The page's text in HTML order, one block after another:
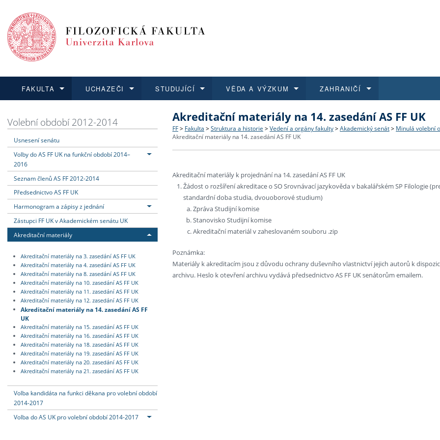
FAKULTA
Dozvědět se více
Struktura a historie
Absolventi fakulty
Fakultní školy FF UK
Pro
UCHAZEČI
Podat přihlášku
Co studovat a jak se přihlásit
STUDUJÍCÍ
Dozvědět se více
Bakalářské a magisterské studium
VĚDA A VÝZKUM
Dozvědět se více
O vědě a výzkumu na FF UK
ZAHRANIČÍ
Dozvědět se více
Aktuální nabídky a výběrová řízení
Vyjíždějící zaměstnanci
Volební období 2012-2014
Usnesení senátu
Volby do AS FF UK na funkční období 2014–
2016
Seznam členů AS FF 2012-2014
Předsednictvo AS FF UK
Harmonogram a zápisy z jednání
Zástupci FF UK v Akademickém senátu UK
Akreditační materiály
Akreditační materiály na 3. zasedání AS FF UK
Akreditační materiály na 4. zasedání AS FF UK
Akreditační materiály na 8. zasedání AS FF UK
Akreditační materiály na 10. zasedání AS FF UK
Akreditační materiály na 11. zasedání AS FF UK
Akreditační materiály na 12. zasedání AS FF UK
Akreditační materiály na 14. zasedání AS FF
UK
Akreditační materiály na 15. zasedání AS FF UK
Akreditační materiály na 16. zasedání AS FF UK
Akreditační materiály na 18. zasedání AS FF UK
Akreditační materiály na 19. zasedání AS FF UK
Akreditační materiály na 20. zasedání AS FF UK
Akreditační materiály na 21. zasedání AS FF UK
Volba kandidáta na funkci děkana pro volební období
2014-2017
Volba do AS UK pro volební období 2014-2017
Akreditační materiály na 14. zasedání AS FF UK
FF > Fakulta > Struktura a historie > Vedení a orgány fakulty > Akademický senát > Minulá volební
Akreditační materiály na 14. zasedání AS FF UK
Akreditační materiály k projednání na 14. zasedání AS FF UK
Žádost o rozšíření akreditace o SO Srovnávací jazykověda v bakalářském SP Filologie
standardní doba studia, dvouoborové studium)
Zpráva Studijní komise
Stanovisko Studijní komise
Akreditační materiál v zaheslovaném souboru .zip
Poznámka:
Materiály k akreditacím jsou z důvodu ochrany duševního vlastnictví jejich autorů k
archivu. Heslo k otevření archivu vydává předsednictvo AS FF UK senátorům emailem.